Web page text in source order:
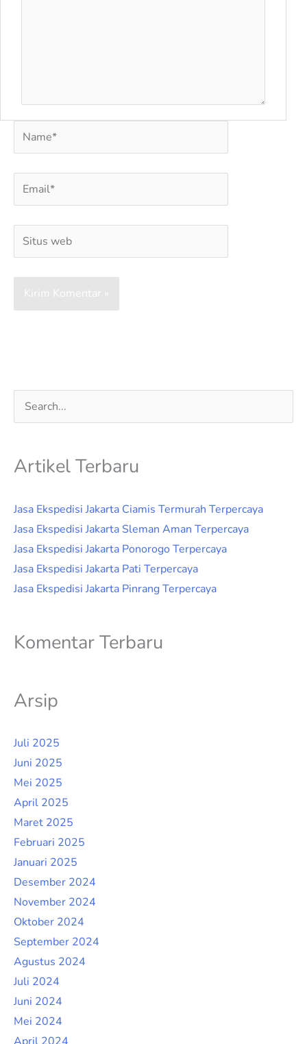
Name*
Email*
Situs
web
Cari
untuk:
Artikel Terbaru
Jasa Ekspedisi Jakarta Ciamis Termurah Terpercaya
Jasa Ekspedisi Jakarta Sleman Aman Terpercaya
Jasa Ekspedisi Jakarta Ponorogo Terpercaya
Jasa Ekspedisi Jakarta Pati Terpercaya
Jasa Ekspedisi Jakarta Pinrang Terpercaya
Komentar Terbaru
Arsip
Juli 2025
Juni 2025
Mei 2025
April 2025
Maret 2025
Februari 2025
Januari 2025
Desember 2024
November 2024
Oktober 2024
September 2024
Agustus 2024
Juli 2024
Juni 2024
Mei 2024